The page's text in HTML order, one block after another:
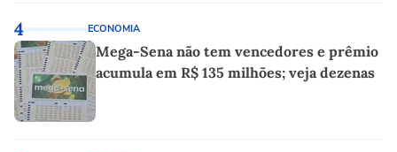
4 ECONOMIA
Mega-Sena não tem vencedores e prêmio
acumula em R$ 135 milhões; veja dezenas